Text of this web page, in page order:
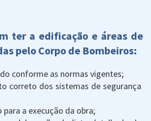
ter a edificação e áreas de
pelo Corpo de Bombeiros:
conforme as normas vigentes;
correto dos sistemas de segurança
a execução da obra;